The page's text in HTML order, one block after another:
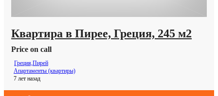
Квартира в Пирее, Греция, 245 м2
Price on call
Греция,Пирей
Апартаменты (квартиры)
7 лет назад